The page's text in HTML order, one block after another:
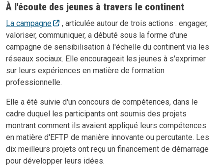
À l'écoute des jeunes à travers le continent
La campagne
, articulée autour de trois actions : engager,
valoriser, communiquer, a débuté sous la forme d'une
campagne de sensibilisation à l'échelle du continent via les
réseaux sociaux. Elle encourageait les jeunes à s'exprimer
sur leurs expériences en matière de formation
professionnelle.
Elle a été suivie d'un concours de compétences, dans le
cadre duquel les participants ont soumis des projets
montrant comment ils avaient appliqué leurs compétences
en matière d'EFTP de manière innovante ou percutante. Les
dix meilleurs projets ont reçu un financement de démarrage
pour développer leurs idées.